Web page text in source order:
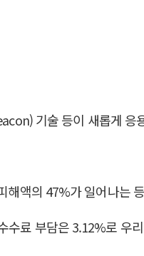
기술 등이 새롭게 응
액의 47%가 일어나는
수료 부담은 3.12%로 우